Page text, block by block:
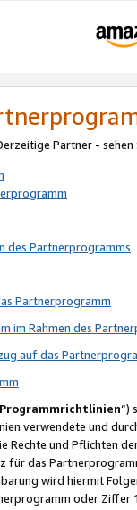
Partner - sehen
des Partnerprogramms
Partnerprogramm
im Rahmen des
auf das
Programmrichtlinien“)
verwendete und
Rechte und Pflichten
für das
wird hiermit
oder